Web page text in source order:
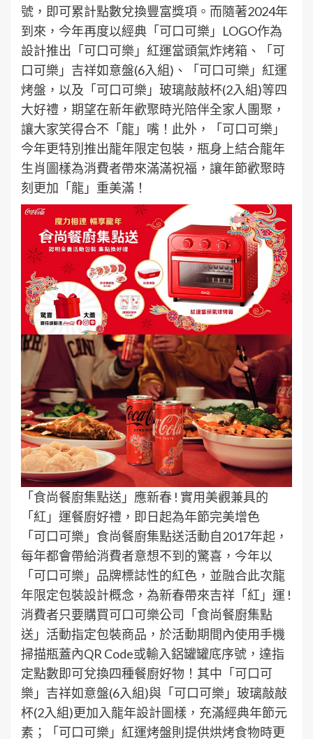
號，即可累計點數兌換豐富獎項。而隨著2024年
到來，今年再度以經典「可口可樂」LOGO作為
設計推出「可口可樂」紅運當頭氣炸烤箱、「可
口可樂」吉祥如意盤(6入組)、「可口可樂」紅運
烤盤，以及「可口可樂」玻璃敲敲杯(2入組)等四
大好禮，期望在新年歡聚時光陪伴全家人團聚，
讓大家笑得合不「龍」嘴！此外，「可口可樂」
今年更特別推出龍年限定包裝，瓶身上結合龍年
生肖圖樣為消費者帶來滿滿祝福，讓年節歡聚時
刻更加「龍」重美滿！
「食尚餐廚集點送」應新春 ! 實用美觀兼具的
「紅」運餐廚好禮，即日起為年節完美增色
「可口可樂」食尚餐廚集點送活動自2017年起，
每年都會帶給消費者意想不到的驚喜，今年以
「可口可樂」品牌標誌性的紅色，並融合此次龍
年限定包裝設計概念，為新春帶來吉祥「紅」運 !
消費者只要購買可口可樂公司「食尚餐廚集點
送」活動指定包裝商品，於活動期間內使用手機
掃描瓶蓋內QR Code或輸入鋁罐罐底序號，達指
定點數即可兌換四種餐廚好物！其中「可口可
樂」吉祥如意盤(6入組)與「可口可樂」玻璃敲敲
杯(2入組)更加入龍年設計圖樣，充滿經典年節元
素；「可口可樂」紅運烤盤則提供烘烤食物時更